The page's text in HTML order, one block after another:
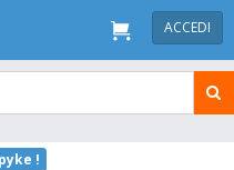
ACCEDI
!